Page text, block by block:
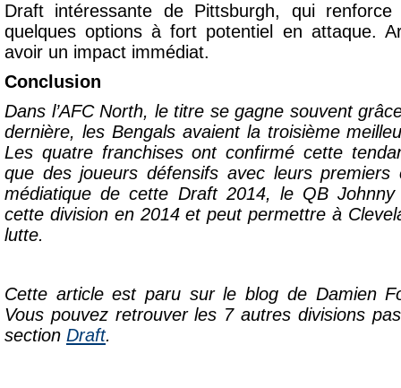
Draft intéressante de Pittsburgh, qui
quelques options à fort potentiel en attaque.
avoir un impact immédiat.
Conclusion
Dans l’AFC North, le titre se gagne souvent
dernière, les Bengals avaient la troisième
Les quatre franchises ont confirmé cette
que des joueurs défensifs avec leurs
médiatique de cette Draft 2014, le QB Johnny
cette division en 2014 et peut permettre à
lutte.
Cette article est paru sur le blog de Damien
Vous pouvez retrouver les 7 autres divisions
section Draft.